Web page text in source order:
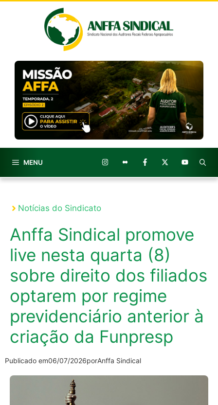
MENU
Notícias do Sindicato
Anffa Sindical promove
live nesta quarta (8)
sobre direito dos filiados
optarem por regime
previdenciário anterior à
criação da Funpresp
Publicado em06/07/2026porAnffa Sindical